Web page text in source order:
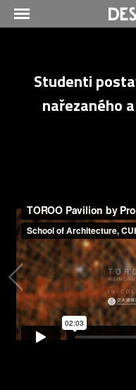
Studenti
nařezaného